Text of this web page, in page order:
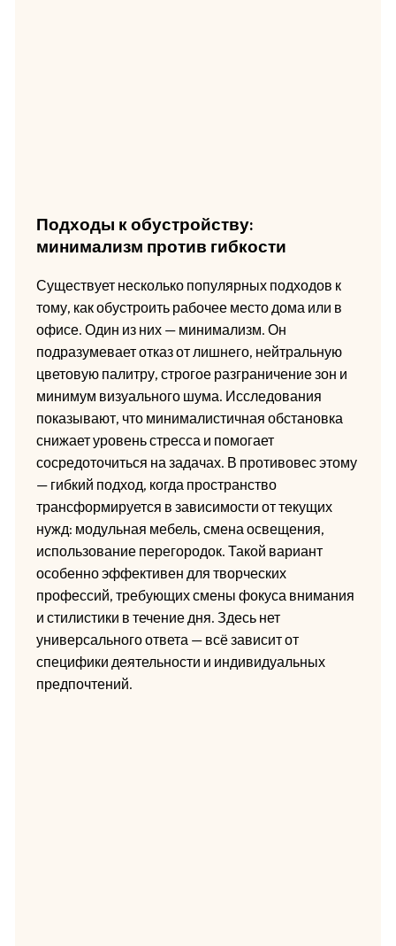
Подходы к обустройству:
минимализм против гибкости
Существует несколько популярных подходов к
тому, как обустроить рабочее место дома или в
офисе. Один из них — минимализм. Он
подразумевает отказ от лишнего, нейтральную
цветовую палитру, строгое разграничение зон и
минимум визуального шума. Исследования
показывают, что минималистичная обстановка
снижает уровень стресса и помогает
сосредоточиться на задачах. В противовес этому
— гибкий подход, когда пространство
трансформируется в зависимости от текущих
нужд: модульная мебель, смена освещения,
использование перегородок. Такой вариант
особенно эффективен для творческих
профессий, требующих смены фокуса внимания
и стилистики в течение дня. Здесь нет
универсального ответа — всё зависит от
специфики деятельности и индивидуальных
предпочтений.